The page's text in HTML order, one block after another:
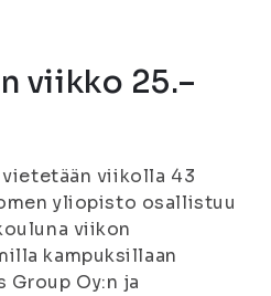
viikko 25.–
vietetään viikolla 43
yliopisto osallistuu
viikon
kampuksillaan
Group Oy:n ja